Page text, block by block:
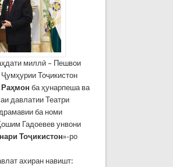
миллӣ – Пешвои
Тоҷикистон
ба ҳунарпеша ва
давлатии Театри
ба номи
Гадоевев унвони
Тоҷикистон»-ро
ахиран навишт: